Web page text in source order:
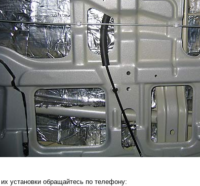
установки обращайтесь по телефону: